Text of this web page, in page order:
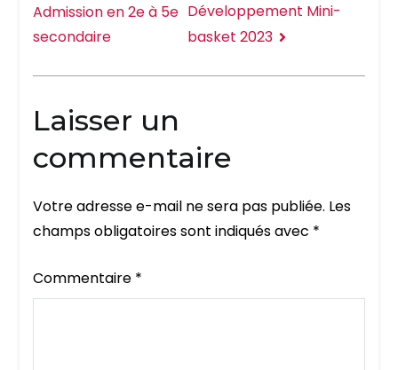
Admission en 2e à 5e
secondaire
Développement Mini-
basket 2023
Laisser un
commentaire
Votre adresse e-mail ne sera pas publiée. Les
champs obligatoires sont indiqués avec *
Commentaire *